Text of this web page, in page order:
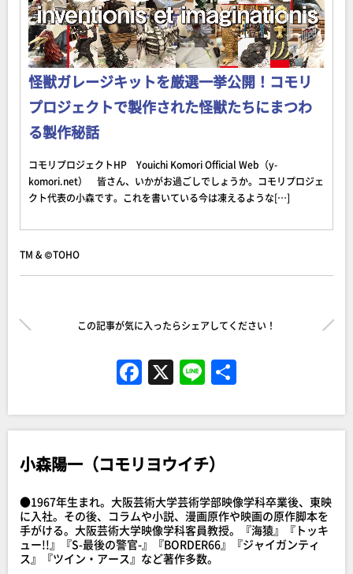
怪獣ガレージキットを厳選一挙公開！コモリ
プロジェクトで製作された怪獣たちにまつわ
る製作秘話
コモリプロジェクトHP Youichi Komori Official Web（y-
komori.net） 皆さん、いかがお過ごしでしょうか。コモリプロジェ
クト代表の小森です。これを書いている今は凍えるような[…]
TM & ©TOHO
この記事が気に入ったらシェアしてください！
F
c
e
b
o
o
k
X Li
e
小森陽一（コモリヨウイチ）
●1967年生まれ。大阪芸術大学芸術学部映像学科卒業後、東映
に入社。その後、コラムや小説、漫画原作や映画の原作脚本を
手がける。大阪芸術大学映像学科客員教授。『海猿』『トッキ
ュー!!』『S-最後の警官-』『BORDER66』『ジャイガンティ
ス』『ツイン・アース』など著作多数。